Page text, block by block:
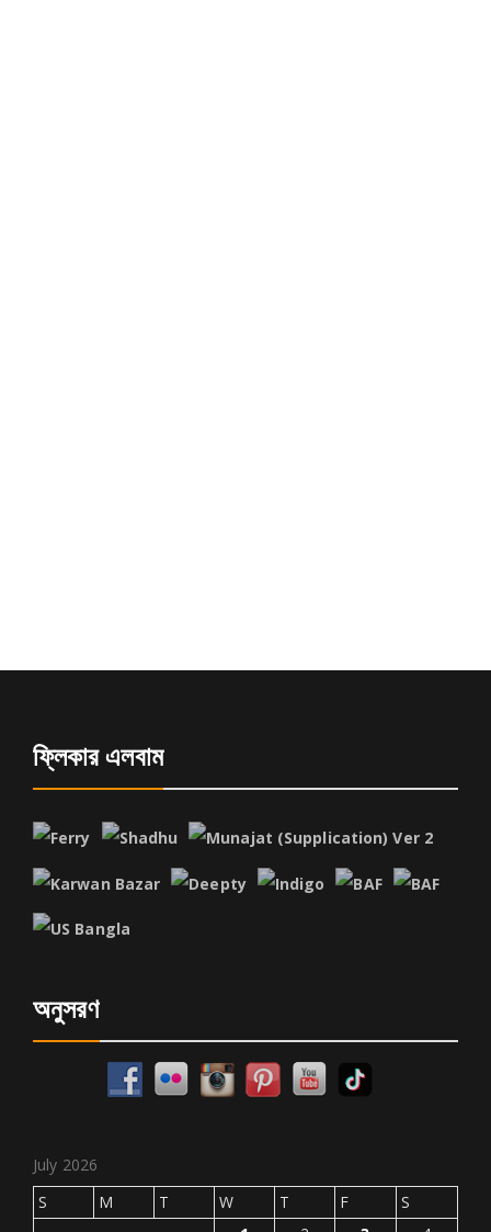
ফ্লিকার এলবাম
অনুসরণ
July 2026
S
M T W T F
S